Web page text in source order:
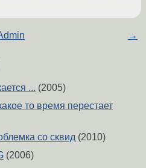
→
... (2005)
то время перестает
со сквид (2010)
(2006)